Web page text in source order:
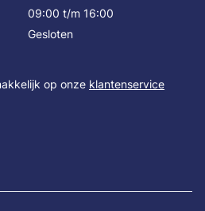
09:00 t/m 16:00
Gesloten
op onze klantenservice